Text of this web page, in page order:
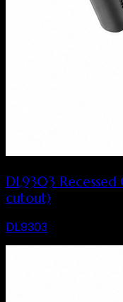
DL9303 Recessed
cutout)
DL9303